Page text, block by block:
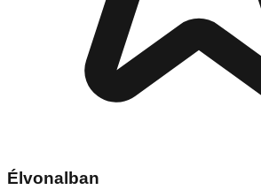
Élvonalban